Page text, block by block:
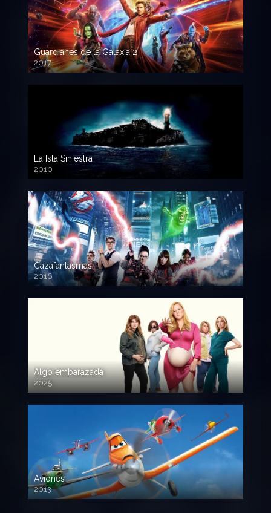
Guardianes de la Galaxia 2
2017
720p HD
La Isla Siniestra
2010
720p HD
Cazafantasmas
2016
720p HD
Algo embarazada
2025
720p HD
Aviones
2013
720 HD